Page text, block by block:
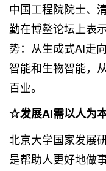
中国工程院院士、
勤在博鳌论坛上表
势：从生成式AI走
智能和生物智能，
百业。
☆发展AI需以人为
北京大学国家发展
是帮助人更好地做